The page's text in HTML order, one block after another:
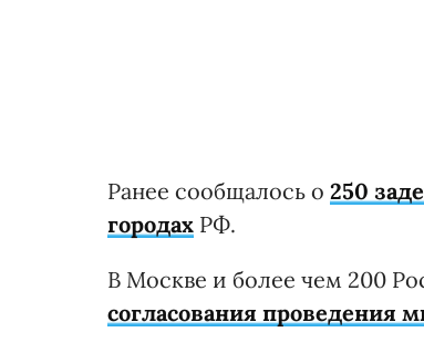
Ранее сообщалось о 250
городах РФ.
В Москве и более чем 200
согласования проведения